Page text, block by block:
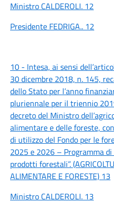
Ministro CALDEROLI. 12
Presidente FEDRIGA.. 12
10 - Intesa, ai sensi
30 dicembre 2018, n. 145,
dello Stato per l’anno
pluriennale per il triennio
decreto del Ministro
alimentare e delle foreste,
di utilizzo del Fondo per le
2025 e 2026 – Programma
prodotti forestali”.
ALIMENTARE E FORESTE) 13
Ministro CALDEROLI. 13